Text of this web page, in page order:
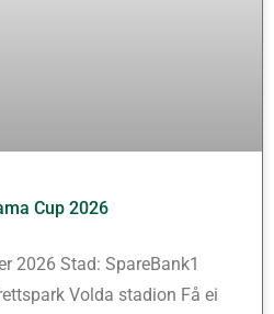
Cup 2026
2026 Stad: SpareBank1
Volda stadion Få ei